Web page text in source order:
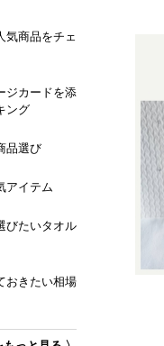
気商品をチェ
ジカードを添
ング
品選び
アイテム
びたいタオル
おきたい相場